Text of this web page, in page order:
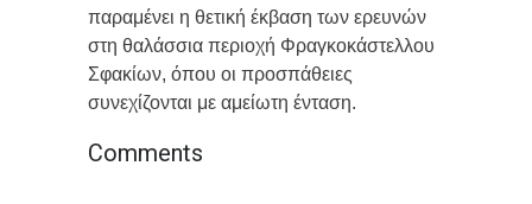
παραμένει η θετική έκβαση των ερευνών
στη θαλάσσια περιοχή Φραγκοκάστελλου
Σφακίων, όπου οι προσπάθειες
συνεχίζονται με αμείωτη ένταση.
Comments